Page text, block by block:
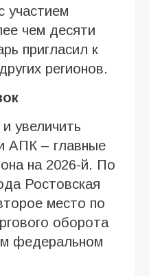
участием
чем десяти
пригласил к
регионов.
увеличить
АПК – главные
на 2026-й. По
Ростовская
место по
оборота
федеральном